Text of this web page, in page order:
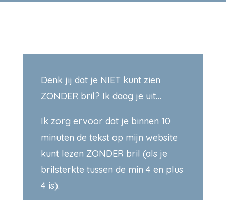
Denk jij dat je NIET kunt zien
ZONDER bril? Ik daag je uit…
Ik zorg ervoor dat je binnen 10
minuten de tekst op mijn website
kunt lezen ZONDER bril (als je
brilsterkte tussen de min 4 en plus
4 is).